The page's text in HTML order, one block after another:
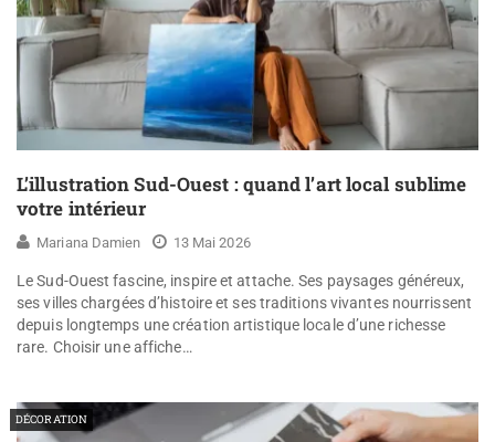
L’illustration Sud-Ouest : quand l’art local sublime
votre intérieur
Mariana Damien 13 Mai 2026
Le Sud-Ouest fascine, inspire et attache. Ses paysages généreux,
ses villes chargées d’histoire et ses traditions vivantes nourrissent
depuis longtemps une création artistique locale d’une richesse
rare. Choisir une affiche…
DÉCORATION